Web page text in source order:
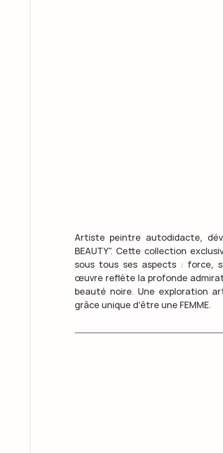
Artiste peintre autodidacte,
BEAUTY". Cette collection
sous tous ses aspects : force,
œuvre reflète la profonde
beauté noire. Une exploration
grâce unique d’être une FEMME.